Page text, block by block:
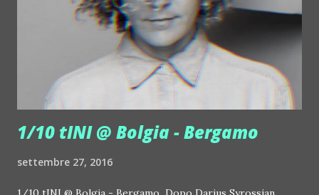
protagonisti della scena dei fashion club italiani. Dal Pineta
di Milano Marittima, alla Zangola ed al Des Alpes a Madonna
di Campiglio fino a Villa delle Rose a Riccione, Frankie è di
casa ovunque si faccia tardi ballando con un certo stil...
1/10 tINI @ Bolgia - Bergamo
settembre 27, 2016